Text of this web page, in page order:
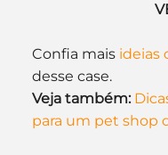
Confia mais ideias
desse case.
Veja também:
para um pet shop